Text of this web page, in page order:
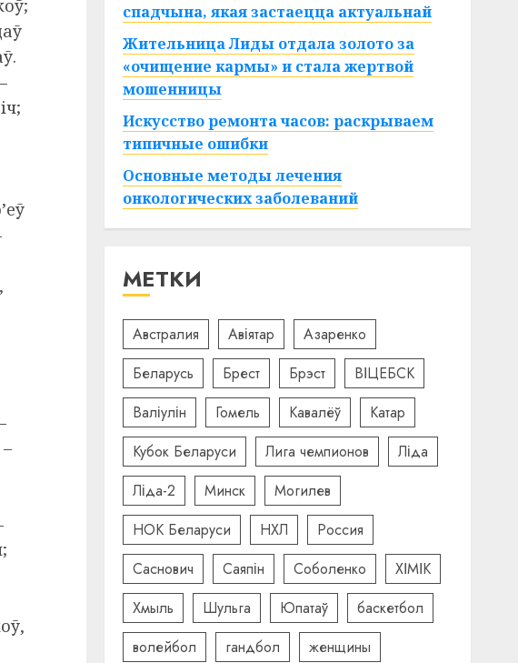
спадчына, якая застаецца актуальнай
Жительница Лиды отдала золото за
«очищение кармы» и стала жертвой
мошенницы
Искусство ремонта часов: раскрываем
типичные ошибки
Основные методы лечения
онкологических заболеваний
МЕТКИ
Австралия Авіятар
Азаренко
Беларусь
Брест Брэст
ВІЦЕБСК
Валіулін
Гомель Кавалёў
Катар
Кубок Беларуси
Лига чемпионов
Ліда
Ліда-2
Минск
Могилев
НОК Беларуси
НХЛ
Россия
Саснович
Саяпін Соболенко
ХІМІК
Хмыль
Шульга Юпатаў
баскетбол
волейбол
гандбол
женщины